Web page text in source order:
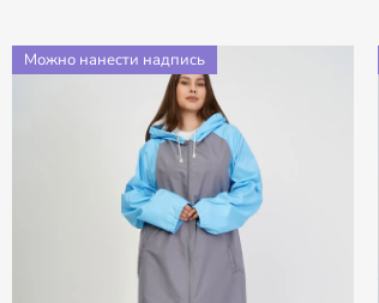
Можно нанести надпись